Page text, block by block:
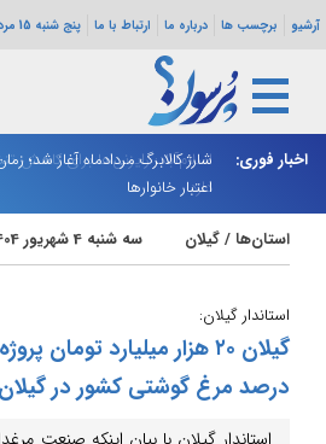
آرشیو برچسب ها درباره ما ارتباط با ما پنج شنبه 15 مرداد 1405
اخبار فوری:
اسلام‌آباد: رایزنی‌ها برای کاهش
دارد
شارژ کالابرگ مردادماه آغاز شد؛
اعتبار خانوارها
استان‌ها /گیلان سه شنبه 4 شهریور 1404 - 13:29
استاندار گیلان:
درصد مرغ گوشتی کشور در گیلان